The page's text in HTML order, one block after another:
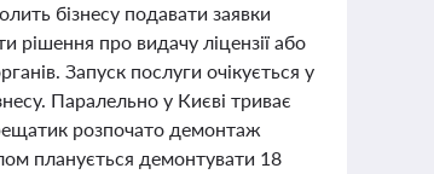
бізнесу подавати заявки
рішення про видачу ліцензії або
Запуск послуги очікується у
Паралельно у Києві триває
розпочато демонтаж
планується демонтувати 18